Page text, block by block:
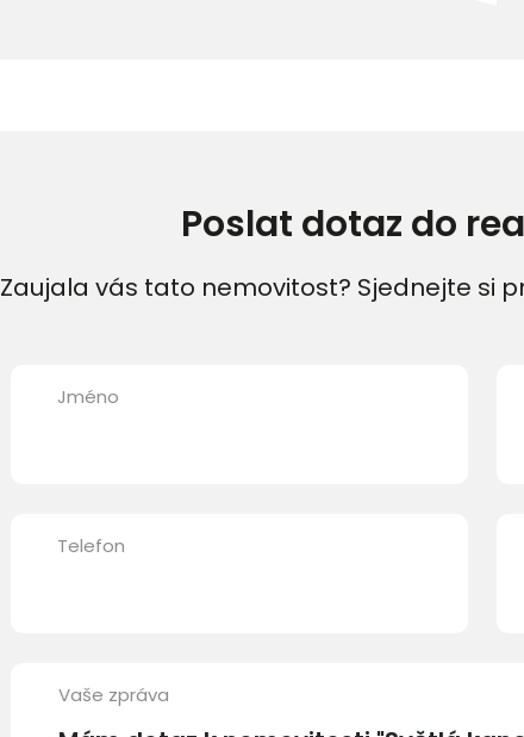
Poslat dotaz do
Zaujala vás tato nemovitost? Sjednejte si
Jméno
Telefon
Vaše zpráva